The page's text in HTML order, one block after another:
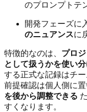
のプロンプトテ
開発フェーズに
のニュアンスに
特徴的なのは、 プロ
として扱うかを使い
する正式な記録はチ
前提確認は個人側に
を後から調整できる
すくなります。